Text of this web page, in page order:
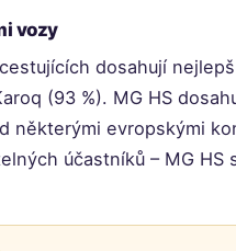
vozy
dosahují
(93 %). MG HS
některými evropskými
účastníků – MG HS